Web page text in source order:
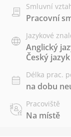
Smluvní
Pracovní
Jazykové
Anglický
Český jazyk
Délka prac.
na dobu
Pracoviště
Na místě